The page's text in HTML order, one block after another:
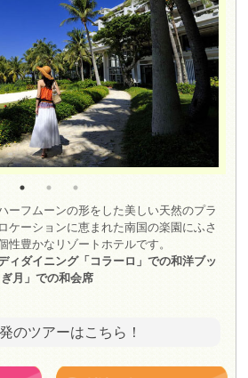
ーフムーンの形をした美しい天然のプラ
ケーションに恵まれた南国の楽園にふさ
性豊かなリゾートホテルです。
ィダイニング「コラーロ」での和洋ブッ
月」での和会席
のツアーはこちら！